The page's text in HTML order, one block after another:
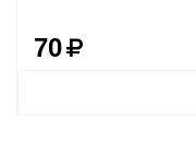
70